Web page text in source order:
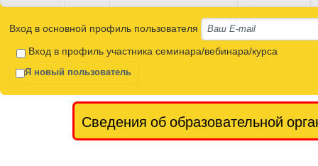
Вход в основной профиль пользователя
Вход в профиль участника семинара/вебинара/курса
Я новый пользователь
Сведения об образовательной